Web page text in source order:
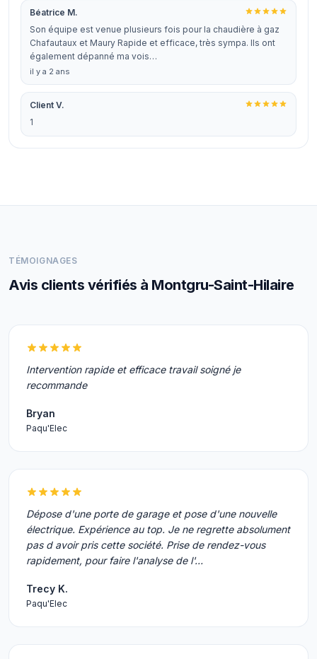
Béatrice M.
Son équipe est venue plusieurs fois pour la chaudière à gaz
Chafautaux et Maury Rapide et efficace, très sympa. Ils ont
également dépanné ma vois…
il y a 2 ans
Client V.
1
TÉMOIGNAGES
Avis clients vérifiés à Montgru-Saint-Hilaire
Intervention rapide et efficace travail soigné je
recommande
Bryan
Paqu'Elec
Dépose d'une porte de garage et pose d'une nouvelle
électrique. Expérience au top. Je ne regrette absolument
pas d avoir pris cette société. Prise de rendez-vous
rapidement, pour faire l'analyse de l'…
Trecy K.
Paqu'Elec